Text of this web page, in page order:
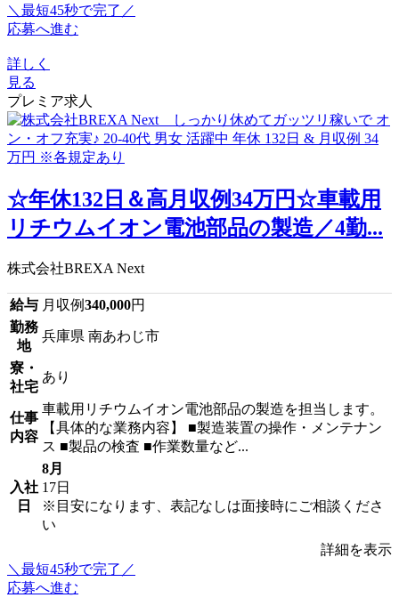
＼最短45秒で完了／
応募へ進む
詳しく
見る
プレミア求人
☆年休132日＆高月収例34万円☆車載用
リチウムイオン電池部品の製造／4勤...
株式会社BREXA Next
給与 月収例340,000円
勤務
地
兵庫県 南あわじ市
寮・
社宅
あり
仕事
内容
車載用リチウムイオン電池部品の製造を担当します。
【具体的な業務内容】 ■製造装置の操作・メンテナン
ス ■製品の検査 ■作業数量など...
入社
日
8月
17日
※目安になります、表記なしは面接時にご相談くださ
い
詳細を表示
＼最短45秒で完了／
応募へ進む